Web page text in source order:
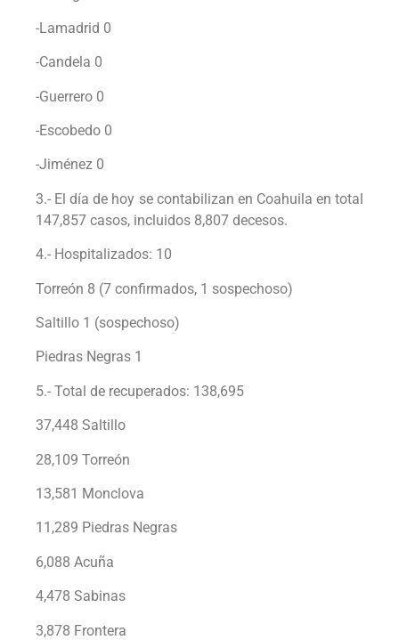
-Lamadrid 0
-Candela 0
-Guerrero 0
-Escobedo 0
-Jiménez 0
3.- El día de hoy se contabilizan en Coahuila en total
147,857 casos, incluidos 8,807 decesos.
4.- Hospitalizados: 10
Torreón 8 (7 confirmados, 1 sospechoso)
Saltillo 1 (sospechoso)
Piedras Negras 1
5.- Total de recuperados: 138,695
37,448 Saltillo
28,109 Torreón
13,581 Monclova
11,289 Piedras Negras
6,088 Acuña
4,478 Sabinas
3,878 Frontera